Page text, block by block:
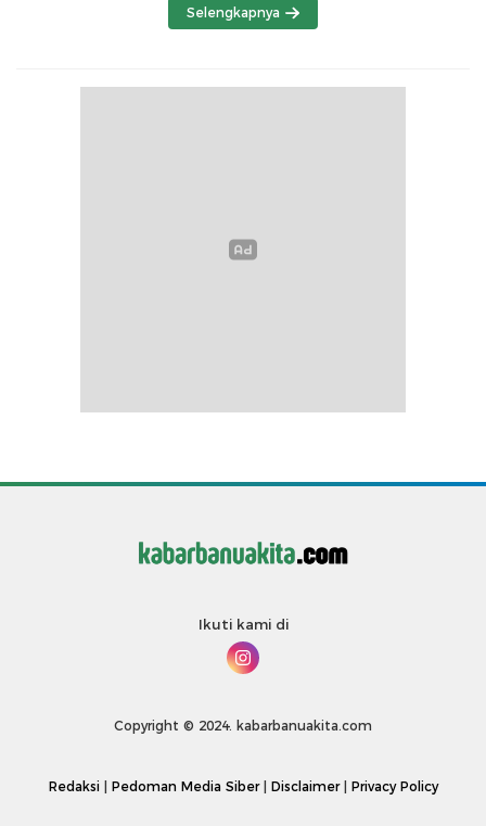
Selengkapnya
Ikuti kami di
Copyright © 2024. kabarbanuakita.com
Redaksi Pedoman Media Siber| Disclaimer| Privacy Policy